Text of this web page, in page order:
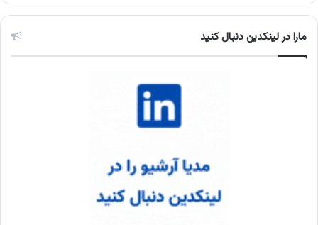
مارا در لینکدین دنبال کنید